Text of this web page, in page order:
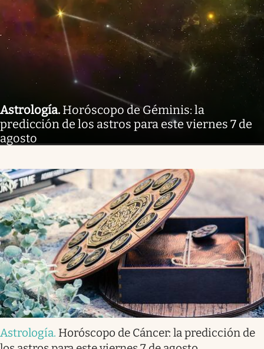
Astrología. Horóscopo de Géminis: la
predicción de los astros para este viernes 7 de
agosto
Astrología. Horóscopo de Cáncer: la predicción de